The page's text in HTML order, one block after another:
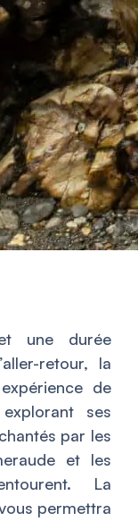
une durée
retour, la
de
ses
par les
et les
La
permettra